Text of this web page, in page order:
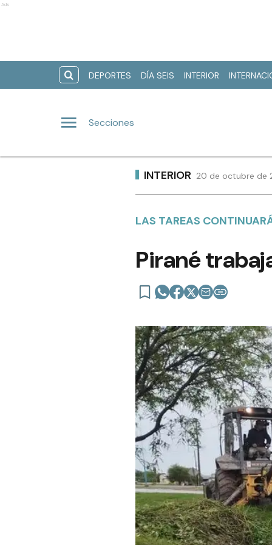
Ads
DEPORTES DÍA SEIS INTERIOR
Secciones
INTERIOR 20 de octubre de
LAS TAREAS
Pirané